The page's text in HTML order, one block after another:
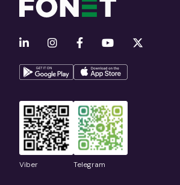
Viber Telegram